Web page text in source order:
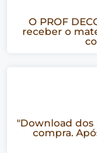
O PROF
receber o
"Download dos
compra.